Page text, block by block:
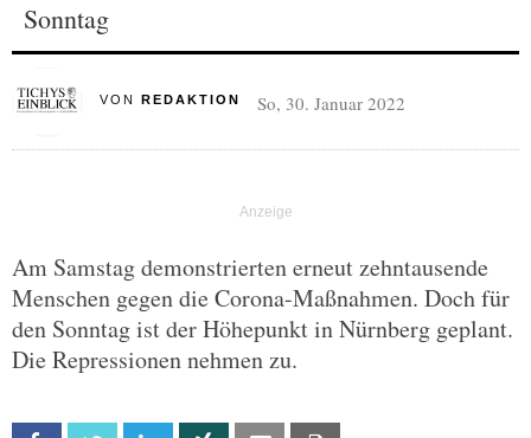
Sonntag
VON REDAKTION So, 30. Januar 2022
Am Samstag demonstrierten erneut zehntausende
Menschen gegen die Corona-Maßnahmen. Doch für
den Sonntag ist der Höhepunkt in Nürnberg geplant.
Die Repressionen nehmen zu.